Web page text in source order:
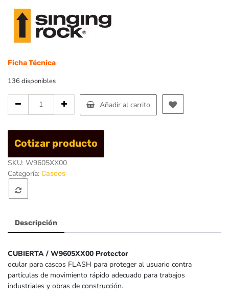
Ficha Técnica
136 disponibles
ocular
Cover
Singing
Rock
Añadir al carrito
Cotizar producto
SKU: W9605XX00
Categoría: Cascos
Descripción
CUBIERTA / W9605XX00 Protector
ocular para cascos FLASH para proteger al usuario contra
partículas de movimiento rápido adecuado para trabajos
industriales y obras de construcción.